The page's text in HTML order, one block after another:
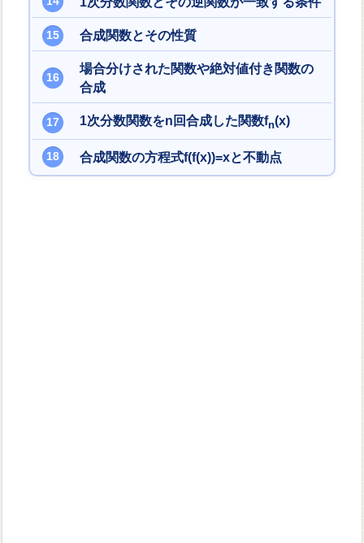
合成関数とその性質
場合分けされた関数や絶対値付き関数の
合成
1次分数関数をn回合成した関数fn(x)
合成関数の方程式f(f(x))=xと不動点